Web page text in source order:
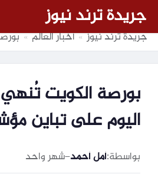
جريدة ترند نيوز
جريدة ترند نيوز » أخبار العالم » بورصة
بورصة الكويت تُنهي
اليوم على تباين
بواسطة:أمل أحمد–شهر واحد